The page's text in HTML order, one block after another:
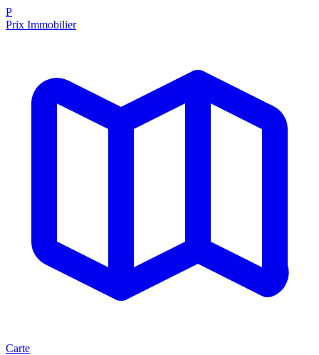
P
Prix Immobilier
Carte